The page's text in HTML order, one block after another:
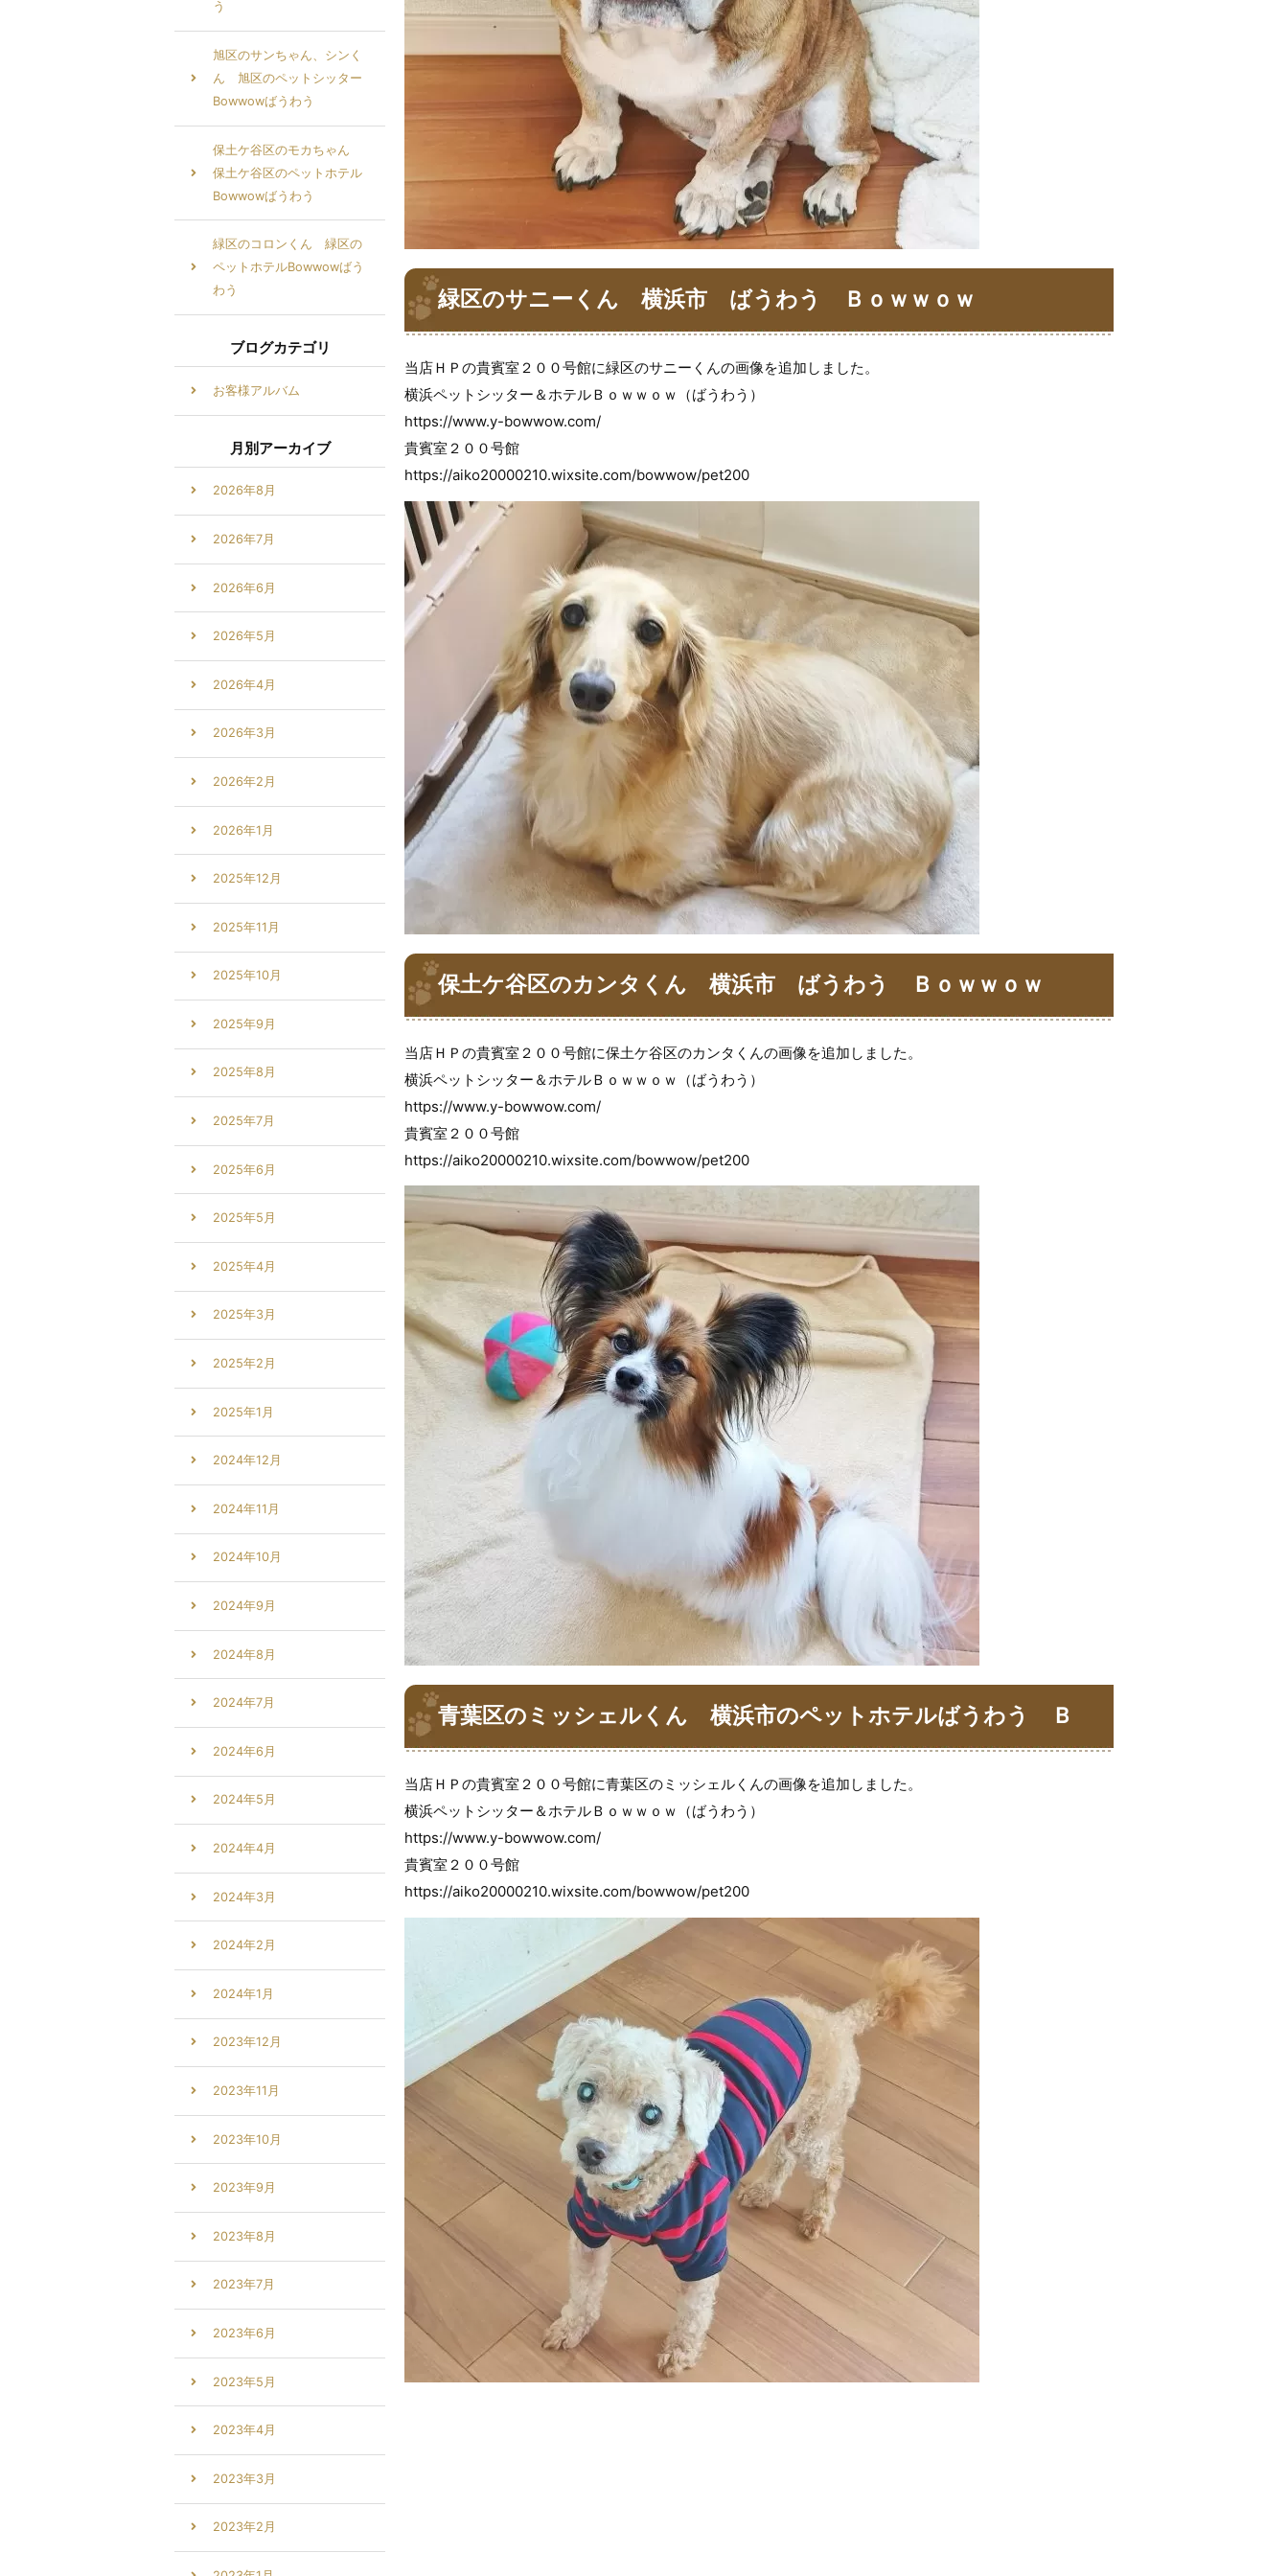
緑区のサニーくん 横浜市 ばうわう Ｂｏｗｗｏｗ
当店ＨＰの貴賓室２００号館に緑区のサニーくんの画像を追加しました。
横浜ペットシッター＆ホテルＢｏｗｗｏｗ（ばうわう）
https://www.y-bowwow.com/
貴賓室２００号館
https://aiko20000210.wixsite.com/bowwow/pet200
保土ケ谷区のカンタくん 横浜市 ばうわう Ｂｏｗｗｏｗ
当店ＨＰの貴賓室２００号館に保土ケ谷区のカンタくんの画像を追加しました。
横浜ペットシッター＆ホテルＢｏｗｗｏｗ（ばうわう）
https://www.y-bowwow.com/
貴賓室２００号館
https://aiko20000210.wixsite.com/bowwow/pet200
青葉区のミッシェルくん 横浜市のペットホテルばうわう Ｂ
ｏｗｗｏｗ
当店ＨＰの貴賓室２００号館に青葉区のミッシェルくんの画像を追加しました。
横浜ペットシッター＆ホテルＢｏｗｗｏｗ（ばうわう）
https://www.y-bowwow.com/
貴賓室２００号館
https://aiko20000210.wixsite.com/bowwow/pet200
う
旭区のサンちゃん、シンく
ん 旭区のペットシッター
Bowwowばうわう
保土ケ谷区のモカちゃん
保土ケ谷区のペットホテル
Bowwowばうわう
緑区のコロンくん 緑区の
ペットホテルBowwowばう
わう
ブログカテゴリ
お客様アルバム
月別アーカイブ
2026年8月
2026年7月
2026年6月
2026年5月
2026年4月
2026年3月
2026年2月
2026年1月
2025年12月
2025年11月
2025年10月
2025年9月
2025年8月
2025年7月
2025年6月
2025年5月
2025年4月
2025年3月
2025年2月
2025年1月
2024年12月
2024年11月
2024年10月
2024年9月
2024年8月
2024年7月
2024年6月
2024年5月
2024年4月
2024年3月
2024年2月
2024年1月
2023年12月
2023年11月
2023年10月
2023年9月
2023年8月
2023年7月
2023年6月
2023年5月
2023年4月
2023年3月
2023年2月